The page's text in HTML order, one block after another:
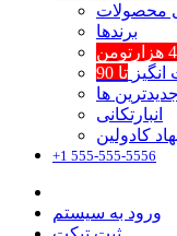
محصولات
برند‌ها
جدیدترین ها
انبارتکانی
کادولین
+1 555-555-5556
ورود به سیستم